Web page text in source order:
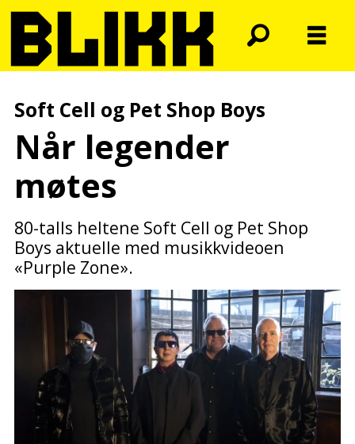
Soft Cell og Pet Shop Boys
Når legender
møtes
80-talls heltene Soft Cell og Pet Shop
Boys aktuelle med musikkvideoen
«Purple Zone».